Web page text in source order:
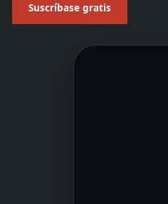
Suscríbase gratis